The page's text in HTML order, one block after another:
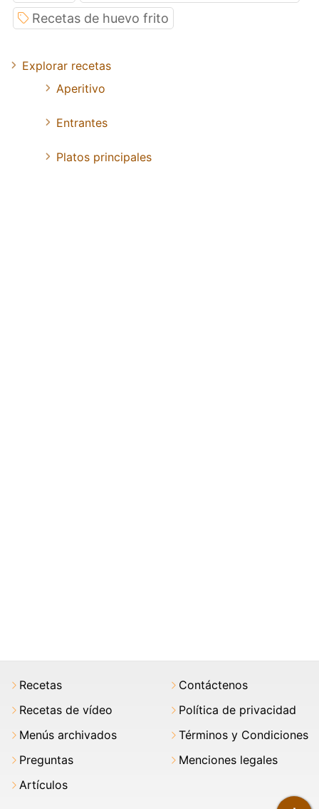
Recetas de huevo frito
Explorar recetas
Aperitivo
Entrantes
Platos principales
Recetas
Recetas de vídeo
Menús archivados
Preguntas
Artículos
Contáctenos
Política de privacidad
Términos y Condiciones
Menciones legales